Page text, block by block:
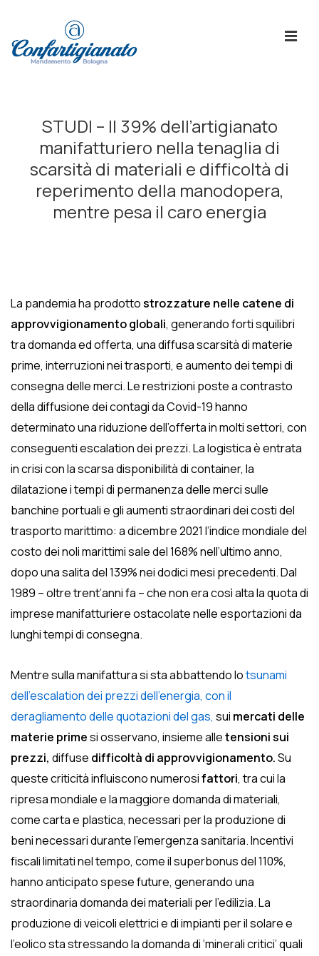
Principale
STUDI – Il 39% dell’artigianato
manifatturiero nella tenaglia di
scarsità di materiali e difficoltà di
reperimento della manodopera,
mentre pesa il caro energia
La pandemia ha prodottostrozzature nelle catene di
approvvigionamento globali, generando forti squilibri
tra domanda ed offerta, una diffusa scarsità di materie
prime, interruzioni nei trasporti, e aumento dei tempi di
consegna delle merci. Le restrizioni poste a contrasto
della diffusione dei contagi da Covid-19 hanno
determinato una riduzione dell’offerta in molti settori, con
conseguenti escalation dei prezzi. La logistica è entrata
in crisi con la scarsa disponibilità di container, la
dilatazione i tempi di permanenza delle merci sulle
banchine portuali e gli aumenti straordinari dei costi del
trasporto marittimo: a dicembre 2021 l’indice mondiale del
costo dei noli marittimi sale del 168% nell’ultimo anno,
dopo una salita del 139% nei dodici mesi precedenti. Dal
1989 – oltre trent’anni fa – che non era così alta la quota di
imprese manifatturiere ostacolate nelle esportazioni da
lunghi tempi di consegna.
Mentre sulla manifattura si sta abbattendo lotsunami
dell’escalation dei prezzi dell’energia, con il
deragliamento delle quotazioni del gas, sui mercati delle
materie primesi osservano, insieme alletensioni sui
prezzi, diffuse difficoltà di approvvigionamento.Su
queste criticità influiscono numerosifattori, tra cui la
ripresa mondiale e la maggiore domanda di materiali,
come carta e plastica, necessari per la produzione di
beni necessari durante l’emergenza sanitaria. Incentivi
fiscali limitati nel tempo, come il superbonus del 110%,
hanno anticipato spese future, generando una
straordinaria domanda dei materiali per l’edilizia. La
produzione di veicoli elettrici e di impianti per il solare e
l’eolico sta stressando la domanda di ‘minerali critici’ quali